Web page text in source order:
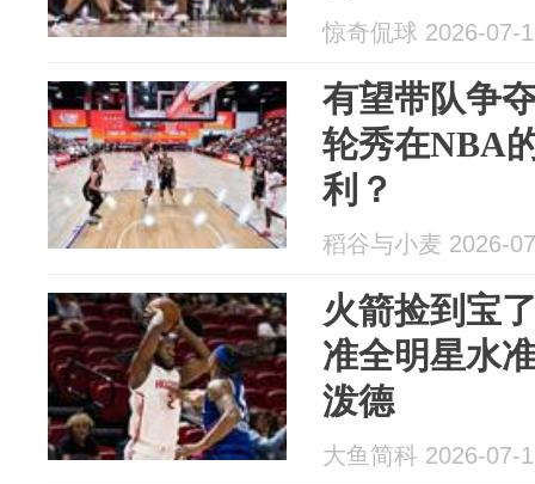
惊奇侃球 2026-07-
有望带队争
轮秀在NBA
利？
稻谷与小麦 2026-
火箭捡到宝
准全明星水
泼德
大鱼简科 2026-07-